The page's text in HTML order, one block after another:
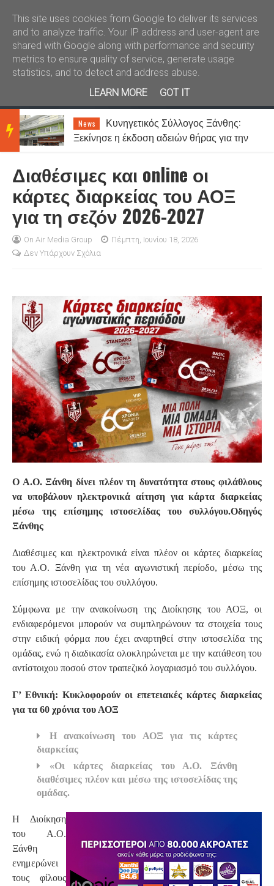
Καλώς ήλθατε Kral News
BRE
AKIN
NEW
News
Κυνηγετικός Σύλλογος Ξάνθης:
Ξεκίνησε η έκδοση αδειών θήρας για την
Διαθέσιμες και online οι
κάρτες διαρκείας του ΑΟΞ
για τη σεζόν 2026-2027
On Air Media Group
Πέμπτη, Ιουνίου 18, 2026
Δεν Υπάρχουν Σχόλια
Ο Α.Ο. Ξάνθη δίνει πλέον τη δυνατότητα στους φιλάθλους
να υποβάλουν ηλεκτρονικά αίτηση για κάρτα διαρκείας
μέσω της επίσημης ιστοσελίδας του συλλόγου.Οδηγός
Ξάνθης
Διαθέσιμες και ηλεκτρονικά είναι πλέον οι κάρτες διαρκείας
του Α.Ο. Ξάνθη για τη νέα αγωνιστική περίοδο, μέσω της
επίσημης ιστοσελίδας του συλλόγου.
Σύμφωνα με την ανακοίνωση της Διοίκησης του ΑΟΞ, οι
ενδιαφερόμενοι μπορούν να συμπληρώνουν τα στοιχεία τους
στην ειδική φόρμα που έχει αναρτηθεί στην ιστοσελίδα της
ομάδας, ενώ η διαδικασία ολοκληρώνεται με την κατάθεση του
αντίστοιχου ποσού στον τραπεζικό λογαριασμό του συλλόγου.
Γ’ Εθνική: Κυκλοφορούν οι επετειακές κάρτες διαρκείας
για τα 60 χρόνια του ΑΟΞ
Η ανακοίνωση του ΑΟΞ για τις κάρτες
διαρκείας
«Οι κάρτες διαρκείας του Α.Ο. Ξάνθη
διαθέσιμες πλέον και μέσω της ιστοσελίδας της
ομάδας.
Η Διοίκηση
του Α.Ο.
Ξάνθη
ενημερώνει
τους φίλους
This site uses cookies from Google to deliver its services
and to analyze traffic. Your IP address and user-agent are
shared with Google along with performance and security
metrics to ensure quality of service, generate usage
statistics, and to detect and address abuse.
LEARN MORE
GOT IT